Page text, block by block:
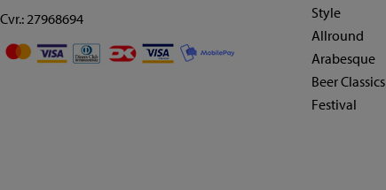
Cvr.: 27968694
Style
Allround
Arabesque
Beer Classics
Festival